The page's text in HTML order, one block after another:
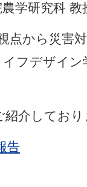
学研究科 教
点から災害
フデザイ
紹介してお
告